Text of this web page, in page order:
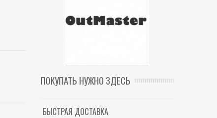
ПОКУПАТЬ НУЖНО ЗДЕСЬ
БЫСТРАЯ ДОСТАВКА